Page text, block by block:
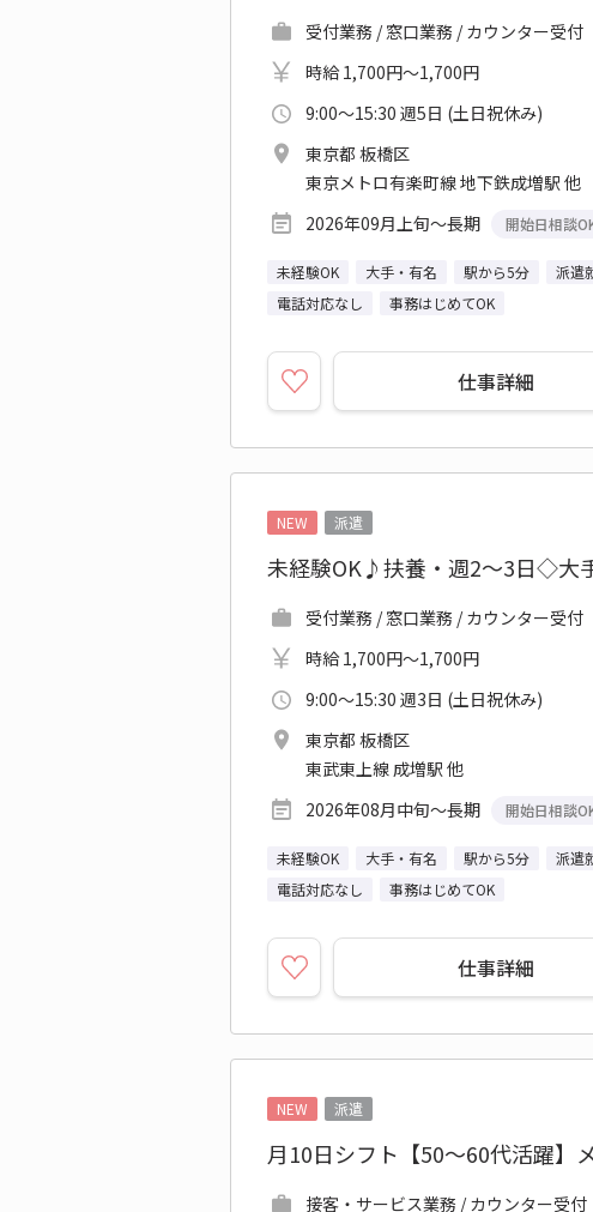
受付業務 / 窓口業務 / カウンター受付
時給 1,700円～1,700円
9:00～15:30 週5日 (土日祝休み)
東京都 板橋区
東京メトロ有楽町線 地下鉄成増駅 他
2026年09月上旬～長期
開始日相談
未経験OK 大手・有名 駅から5分 派遣
電話対応なし
事務はじめてOK
仕事詳細
NEW 派遣
未経験OK♪扶養・週2～3日◇大
受付業務 / 窓口業務 / カウンター受付
時給 1,700円～1,700円
9:00～15:30 週3日 (土日祝休み)
東京都 板橋区
東武東上線 成増駅 他
2026年08月中旬～長期
開始日相談
未経験OK 大手・有名 駅から5分 派遣
電話対応なし
事務はじめてOK
仕事詳細
NEW 派遣
月10日シフト【50～60代活躍】
接客・サービス業務 / カウンター受付